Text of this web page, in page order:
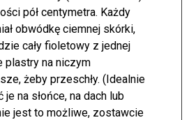
pół centymetra. Każdy
obwódkę ciemnej skórki,
cały fioletowy z jednej
plastry na niczym
żeby przeschły. (Idealnie
na słońce, na dach lub
jest to możliwe, zostawcie